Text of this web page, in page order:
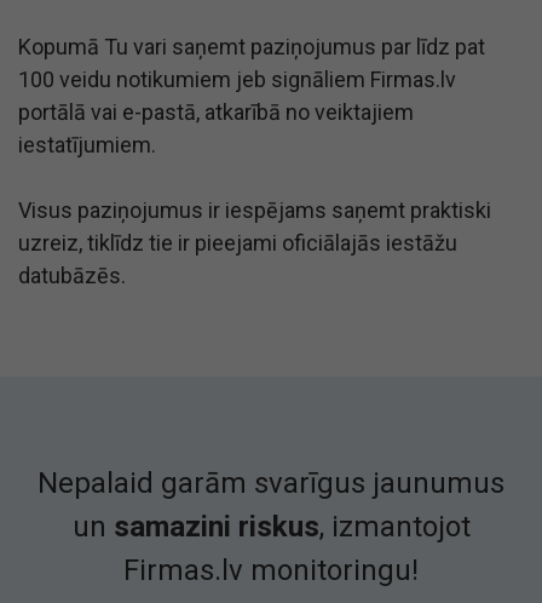
Kopumā Tu vari saņemt paziņojumus par līdz pat
100 veidu notikumiem jeb signāliem Firmas.lv
portālā vai e-pastā, atkarībā no veiktajiem
iestatījumiem.
Visus paziņojumus ir iespējams saņemt praktiski
uzreiz, tiklīdz tie ir pieejami oficiālajās iestāžu
datubāzēs.
Nepalaid garām svarīgus jaunumus
un samazini riskus, izmantojot
Firmas.lv monitoringu!